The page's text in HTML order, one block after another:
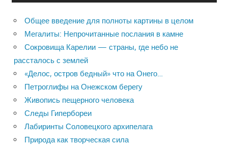
Общее введение для полноты картины в целом
Мегалиты: Непрочитанные послания в камне
Сокровища Карелии — страны, где небо не
рассталось с землей
«Делос, остров бедный» что на Онего…
Петроглифы на Онежском берегу
Живопись пещерного человека
Следы Гипербореи
Лабиринты Соловецкого архипелага
Природа как творческая сила